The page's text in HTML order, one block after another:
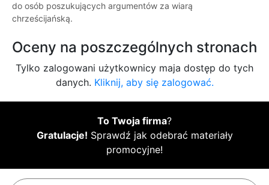
do osób poszukujących argumentów za wiarą
chrześcijańską.
Oceny na poszczególnych stronach
Tylko zalogowani użytkownicy maja dostęp do tych
danych. Kliknij, aby się zalogować.
To Twoja firma?
Gratulacje! Sprawdź jak odebrać materiały
promocyjne!